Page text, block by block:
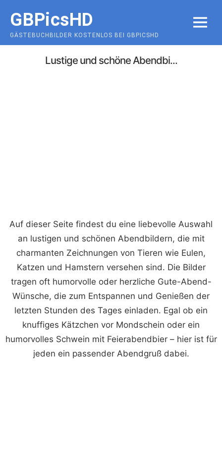
content
GBPicsHD
GÄSTEBUCHBILDER KOSTENLOS BEI GBPICSHD
MENU
Lustige und schöne Abendbi...
Auf dieser Seite findest du eine liebevolle Auswahl
an lustigen und schönen Abendbildern, die mit
charmanten Zeichnungen von Tieren wie Eulen,
Katzen und Hamstern versehen sind. Die Bilder
tragen oft humorvolle oder herzliche Gute-Abend-
Wünsche, die zum Entspannen und Genießen der
letzten Stunden des Tages einladen. Egal ob ein
knuffiges Kätzchen vor Mondschein oder ein
humorvolles Schwein mit Feierabendbier – hier ist für
jeden ein passender Abendgruß dabei.